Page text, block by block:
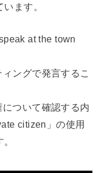
ます。
at the town
ングで発言するこ
ついて確認する内
citizen」の使用